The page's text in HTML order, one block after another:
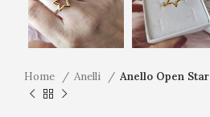
Home Anelli Anello Open Star